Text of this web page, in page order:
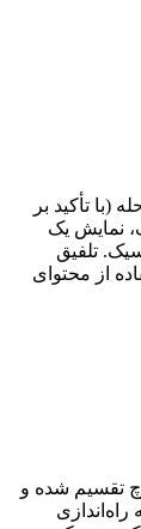
تأکید بر
نمایش یک
تلفیق
از محتوای
تقسیم شده و